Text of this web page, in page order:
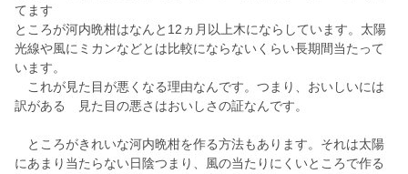
てます
ところが河内晩柑はなんと12ヵ月以上木にならしています。太陽
光線や風にミカンなどとは比較にならないくらい長期間当たって
います。
これが見た目が悪くなる理由なんです。つまり、おいしいには
訳がある 見た目の悪さはおいしさの証なんです。
ところがきれいな河内晩柑を作る方法もあります。それは太陽
にあまり当たらない日陰つまり、風の当たりにくいところで作る